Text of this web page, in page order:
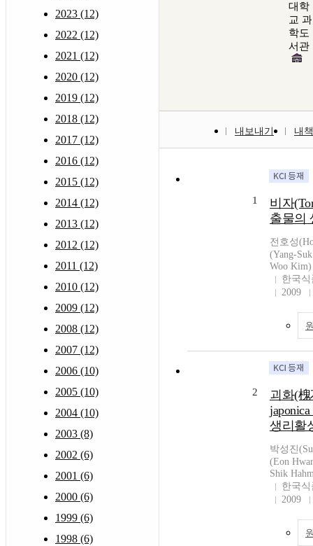
2023 (12)
2022 (12)
2021 (12)
2020 (12)
2019 (12)
2018 (12)
2017 (12)
2016 (12)
2015 (12)
2014 (12)
2013 (12)
2012 (12)
2011 (12)
2010 (12)
2009 (12)
2008 (12)
2007 (12)
2006 (10)
2005 (10)
2004 (10)
2003 (8)
2002 (6)
2001 (6)
2000 (6)
1999 (6)
1998 (6)
대학
교 과
학도
서관
내보내기 내
1
비자
출물의
전호성
(Yang-
Woo Kim)
한국
2009
2
괴화(槐
생리활
박성진
(Eon
Shik
한국
2009